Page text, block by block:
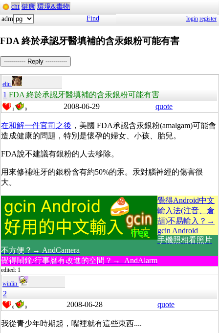
cht 健康 環境&毒物
adm
Find login register
FDA 終於承認牙醫填補的含汞銀粉可能有害
----------- Reply -----------
eliu
1 FDA 終於承認牙醫填補的含汞銀粉可能有害
1 0 2008-06-29 quote
在和解一件官司之後 ，美國 FDA承認含汞銀粉(amalgam)可能會
造成健康的問題，特別是懷孕的婦女、小孩、胎兒。
FDA說不建議有銀粉的人去移除。
用來修補蛀牙的銀粉含有約50%的汞。汞對腦神經的傷害很
大。
覺得Android中文
輸入法(注音、倉
頡)不易輸入？→
gcin Android
手機照相看照片
不方便？→ AndCamera
覺得鬧鐘/行事曆有改進的空間？→ AndAlarm
edited: 1
winlin
2
0 0 2008-06-28 quote
我從青少年時期起，嘴裡就有這些東西....